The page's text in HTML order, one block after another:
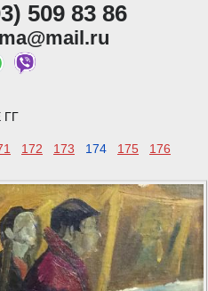
509 83 86
ГГ
172 173 174 175
176